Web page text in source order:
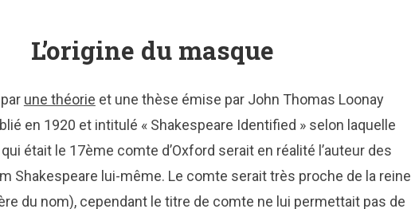
L’origine du masque
une théorie et une thèse émise par John Thomas Loonay
en 1920 et intitulé « Shakespeare Identified » selon laquelle
était le 17ème comte d’Oxford serait en réalité l’auteur des
Shakespeare lui-même. Le comte serait très proche de la reine
du nom), cependant le titre de comte ne lui permettait pas de